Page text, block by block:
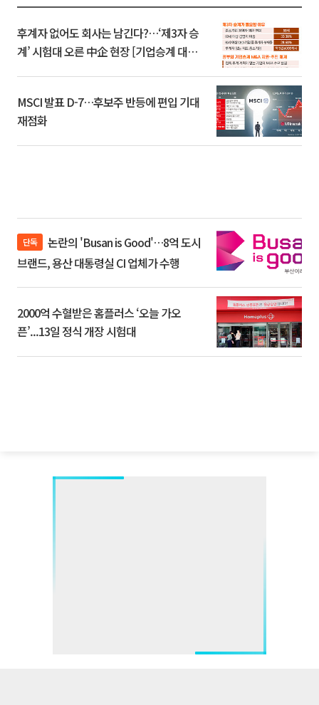
후계자 없어도 회사는 남긴다?…‘제3자 승
계’ 시험대 오른 中企 현장 [기업승계 대전
MSCI 발표 D-7…후보주 반등에 편입 기대
재점화
단독
브랜드, 용산 대통령실 CI 업체가 수행
2000억 수혈받은 홈플러스 ‘오늘 가오
픈’...13일 정식 개장 시험대